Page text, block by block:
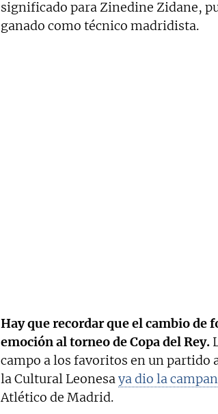
significado para Zinedine Zidane,
ganado como técnico madridista.
Hay que recordar que el cambio de
emoción al torneo de Copa del Rey.
campo a los favoritos en un
la Cultural Leonesaya dio la
Atlético de Madrid.